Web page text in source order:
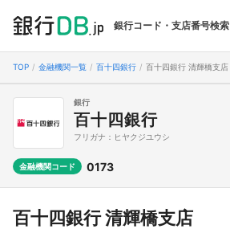
銀行コード・支店番号検索
TOP 金融機関一覧 百十四銀行 百十四銀行 清輝橋支店
銀行
百十四銀行
フリガナ：ヒヤクジユウシ
金融機関コード 0173
百十四銀行 清輝橋支店